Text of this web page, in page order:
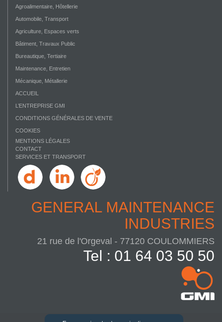
Agroalimentaire, Hôtellerie
Automobile, Transport
Agriculture, Espaces verts
Bâtiment, Travaux Public
Bureautique, Tertiaire
Maintenance, Entretien
Mécanique, Métallerie
ACCUEIL
L’ENTREPRISE GMI
CONDITIONS GÉNÉRALES DE VENTE
COOKIES
MENTIONS LÉGALES
CONTACT
SERVICES ET TRANSPORT
GENERAL MAINTENANCE
INDUSTRIES
21 rue de l'Orgeval - 77120 COULOMMIERS
Tel : 01 64 03 50 50